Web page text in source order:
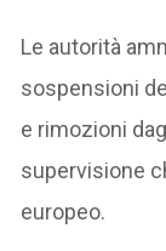
Le autorità
sospensioni
e rimozioni
supervisione
europeo.